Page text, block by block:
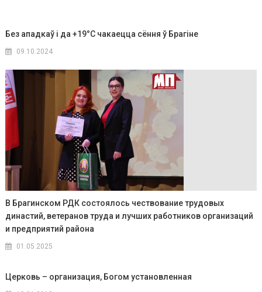
Без ападкаў і да +19°C чакаецца сёння ў Брагіне
09.10.2024
В Брагинском РДК состоялось чествование трудовых
династий, ветеранов труда и лучших работников организаций
и предприятий района
01.05.2025
Церковь – организация, Богом установленная